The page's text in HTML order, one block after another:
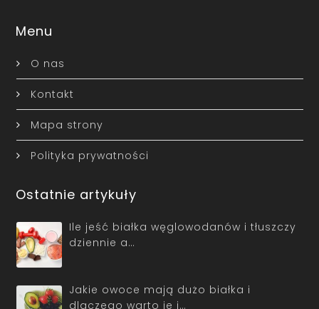
Menu
O nas
Kontakt
Mapa strony
Polityka prywatności
Ostatnie artykuły
Ile jeść białka węglowodanów i tłuszczy
dziennie a…
Jakie owoce mają dużo białka i
dlaczego warto je j…